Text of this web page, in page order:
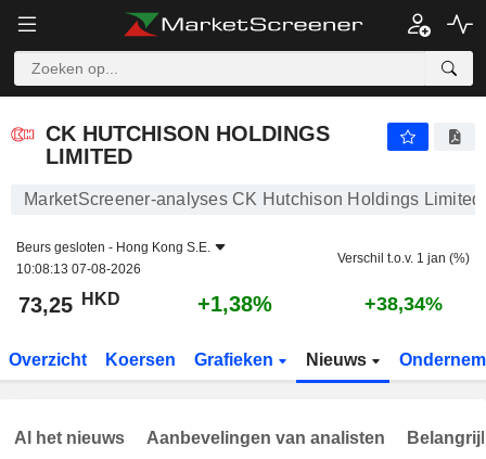
CK HUTCHISON HOLDINGS
LIMITED
MarketScreener-analyses CK Hutchison Holdings Limited
Beurs gesloten - Hong Kong S.E.
10:08:13 07-08-2026
Verschil t.o.v. 1 jan (%)
73,25 HKD +1,38% +38,34%
Overzicht Koersen Grafieken Nieuws
Al het nieuws Aanbevelingen van analisten